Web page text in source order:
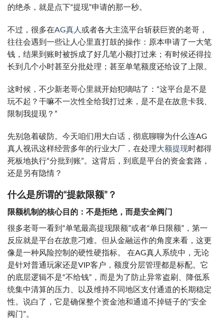
的绝杀，就是点下“提现”申请的那一秒。
不过，很多在AG真人 或者各大主流平台斩获巨资的老哥，
往往会遇到一些让人心里直打鼓的操作：原本申请了一大笔
钱，结果到账时被拆成了好几笔小额打过来；有时候还得拉
长到几个小时甚至分批处理；甚至单笔额度还给设了上限。
这时候，不少新老哥心里就开始犯嘀咕了：“这平台是不是
玩不起？干嘛不一次性全给我打过来，是不是在故意卡我、
限制我提现？”
先别急着破防。今天咱们用大白话，彻底聊聊为什么连AG
真人视讯这样经营多年的行业大厂，在处理大额提现时都得
死板地执行“分批到账”。这背后，到底是平台的资金套路，
还是另有隐情？
什么是所谓的“提款限额”？
限额机制的核心目的：不是拒绝，而是安全阀门
很多老哥一看到“单笔最高提现限额”或者“单日限额”，第一
反应就是平台在故意刁难。但从金融运作的角度来看，这更
像是一种风险控制的硬性硬指标。 在AG真人系统中，无论
是针对普通玩家还是VIP客户，额度分层管理都是标配。它
的底层逻辑不是“不给钱”，而是为了防止异常盗刷、降低系
统集中清算的压力、以及维持不同地区支付通道的长期稳定
性。说白了，它是确保整个资金池和通道不掉链子的“安全
阀门”。